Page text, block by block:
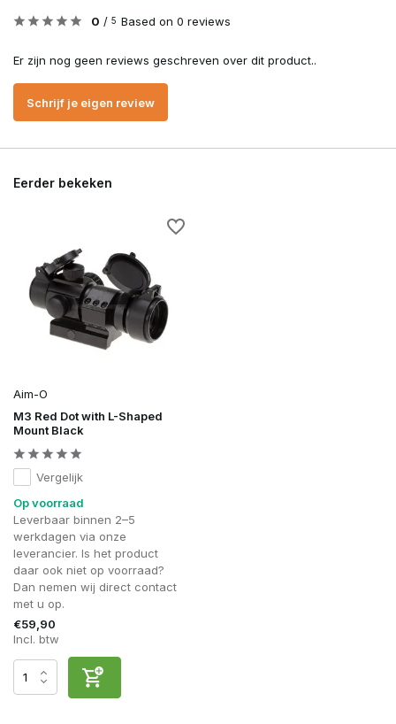
0 / 5 Based on 0 reviews
Er zijn nog geen reviews geschreven over dit product..
Schrijf je eigen review
Eerder bekeken
Aim-O
M3 Red Dot with L-Shaped
Mount Black
Vergelijk
Op voorraad
Leverbaar binnen 2–5
werkdagen via onze
leverancier. Is het product
daar ook niet op voorraad?
Dan nemen wij direct contact
met u op.
€59,90
Incl. btw